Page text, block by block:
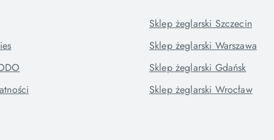
Sklep żeglarski Szczecin
Sklep żeglarski Warszawa
Sklep żeglarski Gdańsk
Sklep żeglarski Wrocław